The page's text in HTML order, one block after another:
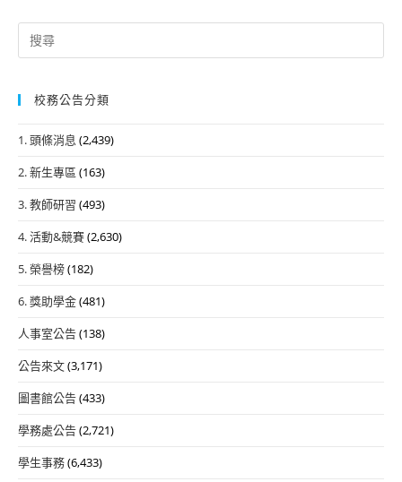
Search
for:
校務公告分類
1. 頭條消息 (2,439)
2. 新生專區 (163)
3. 教師研習 (493)
4. 活動&競賽(2,630)
5. 榮譽榜(182)
6. 獎助學金(481)
人事室公告(138)
公告來文(3,171)
圖書館公告(433)
學務處公告(2,721)
學生事務(6,433)